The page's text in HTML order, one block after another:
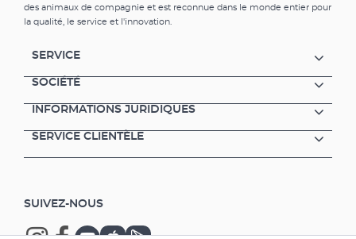
des animaux de compagnie et est reconnue dans le monde entier pour
la qualité, le service et l'innovation.
SERVICE
SOCIÉTÉ
INFORMATIONS JURIDIQUES
SERVICE CLIENTÈLE
SUIVEZ-NOUS